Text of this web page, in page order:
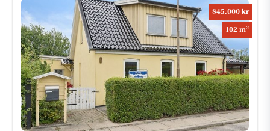
845.000 kr
102 m2